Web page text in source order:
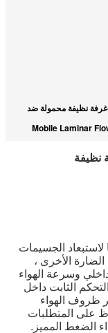
نظيفة ذات جدران ناعمة من الدرجة 1000 ، غرفة نظيفة محمولة ضد
Mobile Laminar
الجسيمات
الضارة الأخرى ،
وسرعة الهواء
الثابت داخل
ظروف الهواء
على المتطلبات
الضغط المميز.